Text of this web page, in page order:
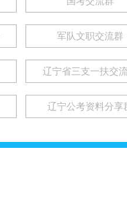
军队文职交流群
辽宁省三支一扶交
辽宁公考资料分享